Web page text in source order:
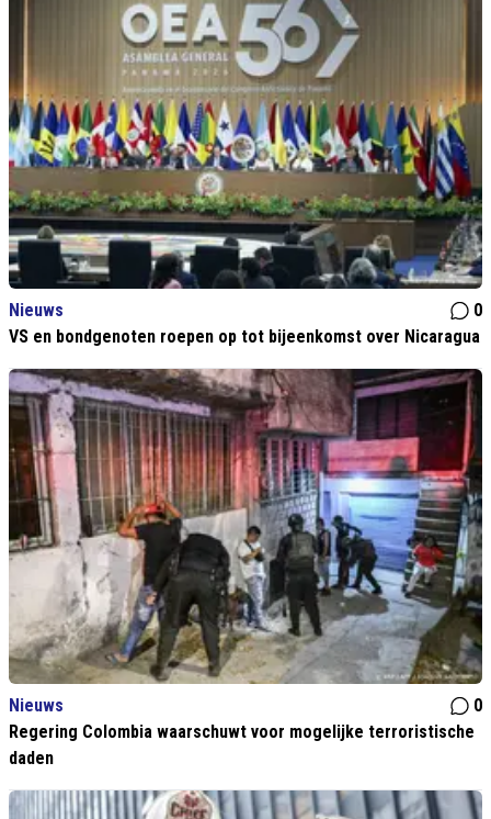
Nieuws
0
VS en bondgenoten roepen op tot bijeenkomst over Nicaragua
Nieuws
0
Regering Colombia waarschuwt voor mogelijke terroristische
daden